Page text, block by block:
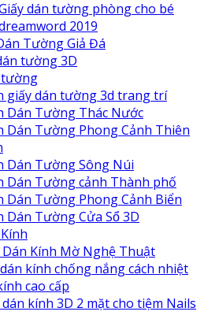
dán tường phòng cho bé
2019
Tường Giả Đá
tường 3D
giấy dán tường 3d trang trí
Dán Tường Thác Nước
Dán Tường Phong Cảnh Thiên
Dán Tường Sông Núi
Dán Tường cảnh Thành phố
Dán Tường Phong Cảnh Biển
Dán Tường Cửa Sổ 3D
Dán Kính Mờ Nghệ Thuật
kính chống nắng cách nhiệt
cao cấp
dán kính 3D 2 mặt cho tiệm Nails